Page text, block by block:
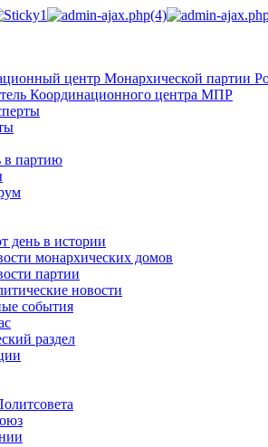
центр Монархической партии
Координационного центра МПР
в партию
день в истории
монархических домов
партии
новости
события
раздел